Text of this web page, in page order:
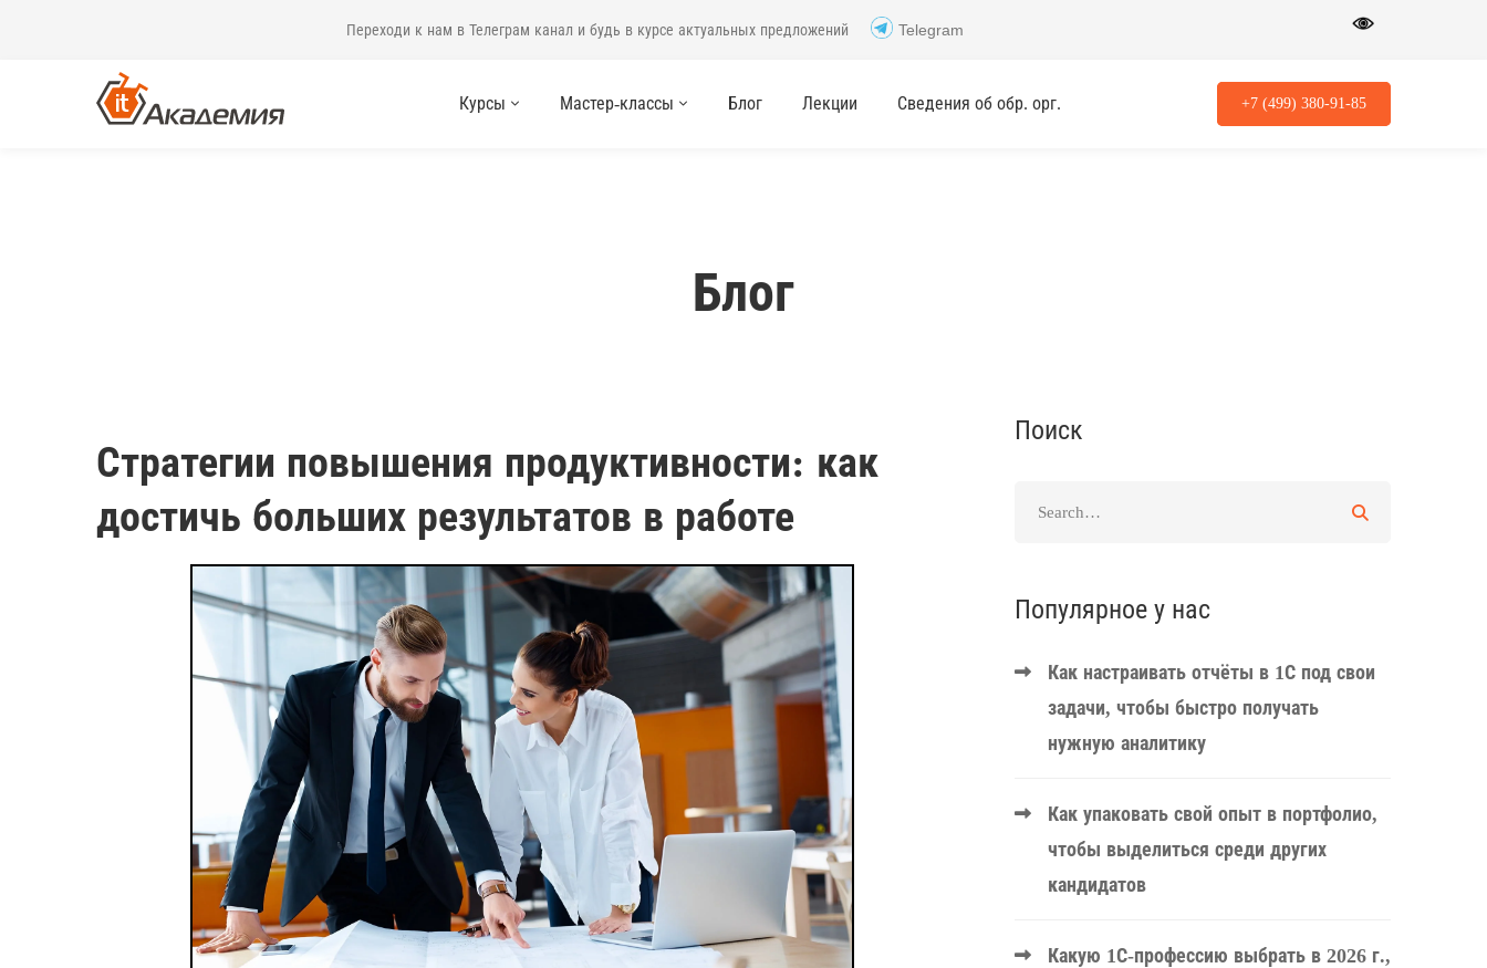
Переходи к нам в Телеграм канал и будь в курсе актуальных предложений Telegram
Курсы Мастер-классы Блог Лекции Сведения об обр. орг. +7 (499) 380-91-85
Блог
Стратегии повышения продуктивности: как
достичь больших результатов в работе
Поиск
Популярное у нас
Как настраивать отчёты в 1С под свои
задачи, чтобы быстро получать
нужную аналитику
Как упаковать свой опыт в портфолио,
чтобы выделиться среди других
кандидатов
Какую 1С-профессию выбрать в 2026 г.,